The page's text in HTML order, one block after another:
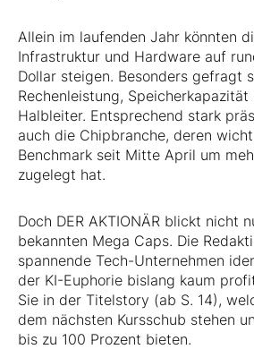
Allein im laufenden Jahr könnten
Infrastruktur und Hardware auf
Dollar steigen. Besonders gefragt
Rechenleistung,
Halbleiter. Entsprechend stark
auch die Chipbranche, deren
Benchmark seit Mitte April um
zugelegt hat.
Doch DER AKTIONÄR blickt nicht
bekannten Mega Caps. Die
spannende Tech-Unternehmen
der KI-Euphorie bislang kaum
Sie in der Titelstory (ab S. 14),
dem nächsten Kursschub stehen
bis zu 100 Prozent bieten.